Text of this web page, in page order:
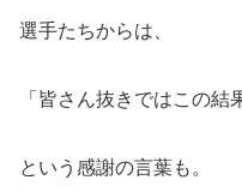
選手たちからは、
「皆さん抜きではこの結
という感謝の言葉も。